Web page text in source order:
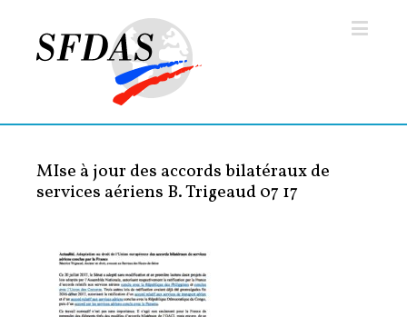
MIse à jour des accords bilatéraux de
services aériens B. Trigeaud 07 17